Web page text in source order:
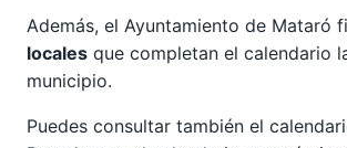
Además, el Ayuntamiento de Mataró
locales que completan el calendario
municipio.
Puedes consultar también el